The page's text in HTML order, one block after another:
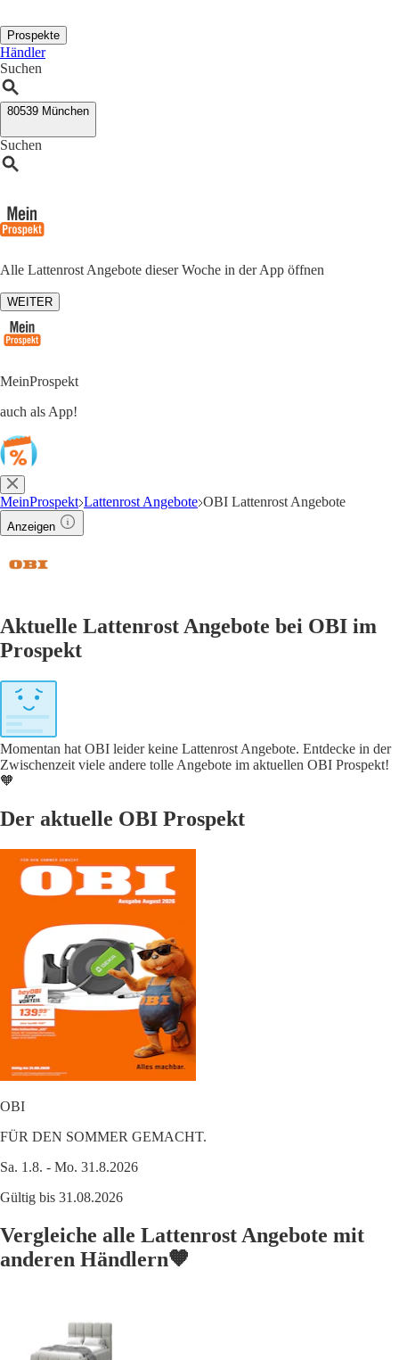
Prospekte
Händler
Suchen
80539 München
Suchen
Alle Lattenrost Angebote dieser Woche in der App öffnen
WEITER
MeinProspekt
auch als App!
MeinProspekt Lattenrost Angebote OBI Lattenrost Angebote
Anzeigen
Aktuelle Lattenrost Angebote bei OBI im
Prospekt
Momentan hat OBI leider keine Lattenrost Angebote. Entdecke in der
Zwischenzeit viele andere tolle Angebote im aktuellen OBI Prospekt!
🧡
Der aktuelle OBI Prospekt
OBI
FÜR DEN SOMMER GEMACHT.
Sa. 1.8. - Mo. 31.8.2026
Gültig bis 31.08.2026
Vergleiche alle Lattenrost Angebote mit
anderen Händlern🧡